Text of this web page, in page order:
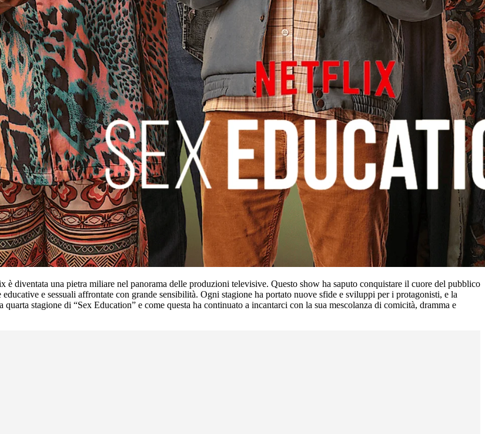
diventata una pietra miliare nel panorama delle produzioni televisive. Questo show ha saputo conquistare il cuore del pubblico
e sessuali affrontate con grande sensibilità. Ogni stagione ha portato nuove sfide e sviluppi per i protagonisti, e la
stagione di “Sex Education” e come questa ha continuato a incantarci con la sua mescolanza di comicità, dramma e